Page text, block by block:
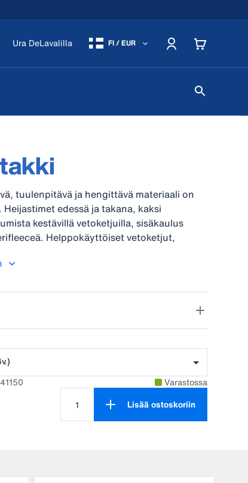
Ura DeLavalilla FI / EUR
tuulenpitävä ja hengittävä materiaali on
edessä ja takana, kaksi
kestävillä vetoketjuilla, sisäkaulus
Helppokäyttöiset vetoketjut,
pienempi, kuin liian suuri koko.
Varastossa
Lisää ostoskoriin